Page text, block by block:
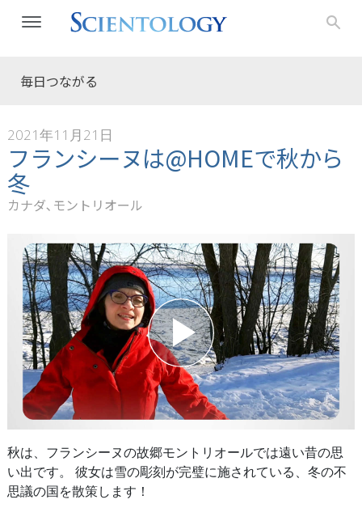
毎日つながる
2021年11月21日
フランシーヌは@HOMEで秋から
冬
カナダ､モントリオール
秋は、フランシーヌの故郷モントリオールでは遠い昔の思
い出です。 彼女は雪の彫刻が完璧に施されている、冬の不
思議の国を散策します！